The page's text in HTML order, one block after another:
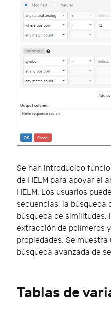
Se han introducido
de HELM para apoyar el
HELM. Los usuarios
secuencias, la búsqueda
búsqueda de similitudes,
extracción de polímeros
propiedades. Se muestra
búsqueda avanzada de
Tablas de